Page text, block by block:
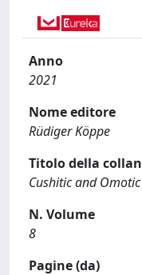
Anno
2021
Nome editore
Rüdiger Köppe
Titolo della
Cushitic and
N. Volume
8
Pagine (da)